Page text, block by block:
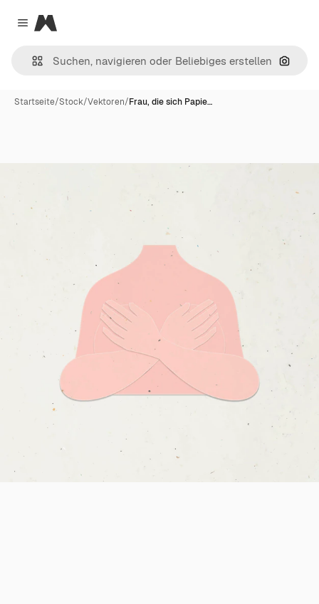
Close menu
Magnific
Nach
Startseite/Stock/Vektoren/Frau, die sich Papie…